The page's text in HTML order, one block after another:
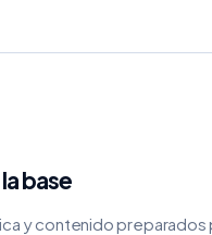
base
y contenido